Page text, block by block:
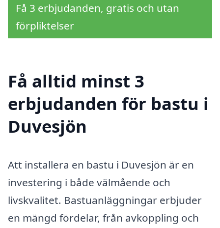
Få 3 erbjudanden, gratis och utan
förpliktelser
Få alltid minst 3
erbjudanden för bastu i
Duvesjön
Att installera en bastu i Duvesjön är en
investering i både välmående och
livskvalitet. Bastuanläggningar erbjuder
en mängd fördelar, från avkoppling och